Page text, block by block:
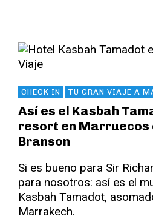
CHECK IN TU GRAN VIAJE A
Así es el Kasbah
resort en Marruecos
Branson
Si es bueno para Sir
para nosotros: así es el
Kasbah Tamadot,
Marrakech.